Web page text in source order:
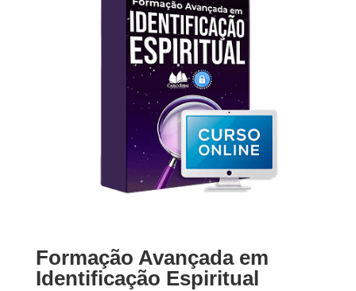
Formação Avançada em
Identificação Espiritual